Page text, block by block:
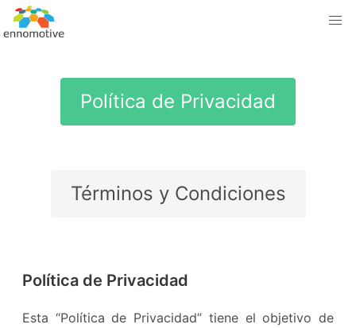
Política de Privacidad
Términos y Condiciones
Política de Privacidad
Esta “Política de Privacidad” tiene el objetivo de